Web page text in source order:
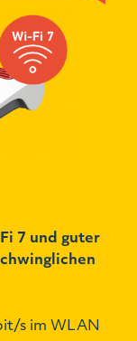
7 und guter
s im WLAN